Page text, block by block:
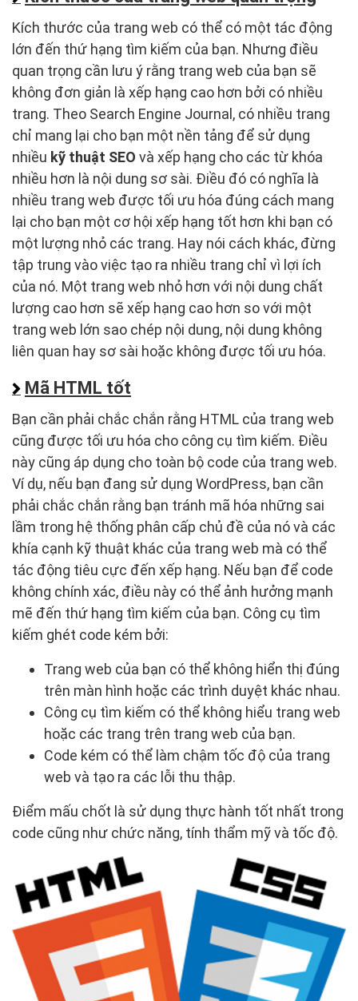
Kích thước của trang web có thể có một tác động
lớn đến thứ hạng tìm kiếm của bạn. Nhưng điều
quan trọng cần lưu ý rằng trang web của bạn sẽ
không đơn giản là xếp hạng cao hơn bởi có nhiều
trang. Theo Search Engine Journal, có nhiều trang
chỉ mang lại cho bạn một nền tảng để sử dụng
nhiều kỹ thuật SEO và xếp hạng cho các từ khóa
nhiều hơn là nội dung sơ sài. Điều đó có nghĩa là
nhiều trang web được tối ưu hóa đúng cách mang
lại cho bạn một cơ hội xếp hạng tốt hơn khi bạn có
một lượng nhỏ các trang. Hay nói cách khác, đừng
tập trung vào việc tạo ra nhiều trang chỉ vì lợi ích
của nó. Một trang web nhỏ hơn với nội dung chất
lượng cao hơn sẽ xếp hạng cao hơn so với một
trang web lớn sao chép nội dung, nội dung không
liên quan hay sơ sài hoặc không được tối ưu hóa.
Mã HTML tốt
Bạn cần phải chắc chắn rằng HTML của trang web
cũng được tối ưu hóa cho công cụ tìm kiếm. Điều
này cũng áp dụng cho toàn bộ code của trang web.
Ví dụ, nếu bạn đang sử dụng WordPress, bạn cần
phải chắc chắn rằng bạn tránh mã hóa những sai
lầm trong hệ thống phân cấp chủ đề của nó và các
khía cạnh kỹ thuật khác của trang web mà có thể
tác động tiêu cực đến xếp hạng. Nếu bạn để code
không chính xác, điều này có thể ảnh hưởng mạnh
mẽ đến thứ hạng tìm kiếm của bạn. Công cụ tìm
kiếm ghét code kém bởi:
Trang web của bạn có thể không hiển thị đúng
trên màn hình hoặc các trình duyệt khác nhau.
Công cụ tìm kiếm có thể không hiểu trang web
hoặc các trang trên trang web của bạn.
Code kém có thể làm chậm tốc độ của trang
web và tạo ra các lỗi thu thập.
Điểm mấu chốt là sử dụng thực hành tốt nhất trong
code cũng như chức năng, tính thẩm mỹ và tốc độ.